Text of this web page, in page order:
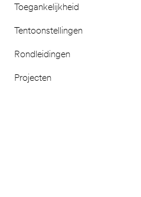
Toegankelijkheid
Tentoonstellingen
Rondleidingen
Projecten